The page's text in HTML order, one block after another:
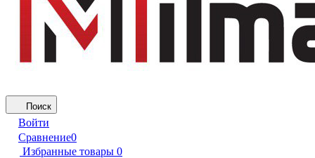
Поиск
Войти
Сравнение0
Избранные товары 0